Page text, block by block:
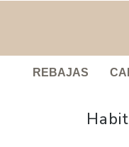
REBAJAS